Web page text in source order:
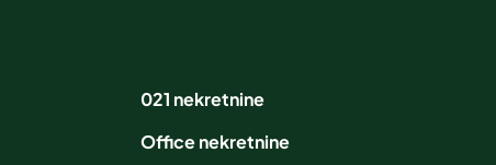
021 nekretnine
Office nekretnine